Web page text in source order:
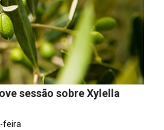
sessão sobre Xylella
feira